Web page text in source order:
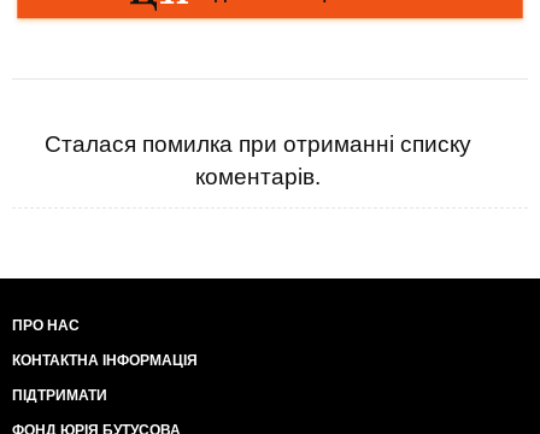
Сталася помилка при отриманні списку
коментарів.
ПРО НАС
КОНТАКТНА ІНФОРМАЦІЯ
ПІДТРИМАТИ
ФОНД ЮРІЯ БУТУСОВА